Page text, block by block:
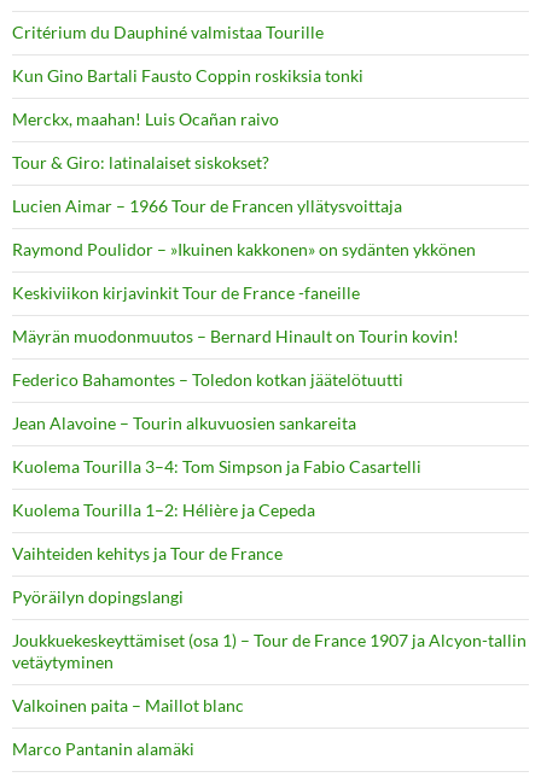
Critérium du Dauphiné valmistaa Tourille
Kun Gino Bartali Fausto Coppin roskiksia tonki
Merckx, maahan! Luis Ocañan raivo
Tour & Giro: latinalaiset siskokset?
Lucien Aimar – 1966 Tour de Francen yllätysvoittaja
Raymond Poulidor – »Ikuinen kakkonen» on sydänten ykkönen
Keskiviikon kirjavinkit Tour de France -faneille
Mäyrän muodonmuutos – Bernard Hinault on Tourin kovin!
Federico Bahamontes – Toledon kotkan jäätelötuutti
Jean Alavoine – Tourin alkuvuosien sankareita
Kuolema Tourilla 3–4: Tom Simpson ja Fabio Casartelli
Kuolema Tourilla 1–2: Hélière ja Cepeda
Vaihteiden kehitys ja Tour de France
Pyöräilyn dopingslangi
Joukkuekeskeyttämiset (osa 1) – Tour de France 1907 ja Alcyon-tallin
vetäytyminen
Valkoinen paita – Maillot blanc
Marco Pantanin alamäki